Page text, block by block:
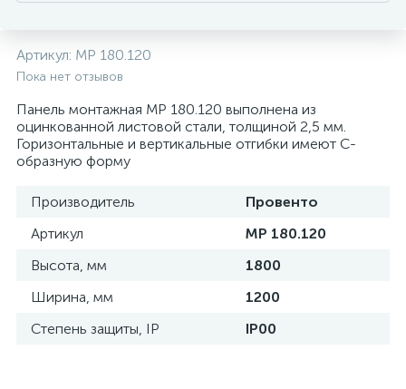
Артикул: MP 180.120
Пока нет отзывов
Панель монтажная MP 180.120 выполнена из
оцинкованной листовой стали, толщиной 2,5 мм.
Горизонтальные и вертикальные отгибки имеют С-
образную форму
Производитель
Провенто
Артикул
MP 180.120
Высота, мм
1800
Ширина, мм
1200
Степень защиты, IP
IP00